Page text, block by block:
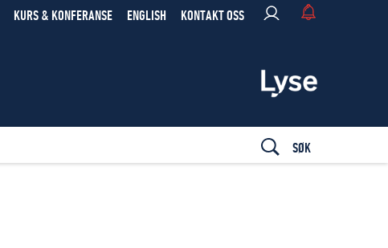
KURS & KONFERANSE ENGLISH KONTAKT OSS
SØK